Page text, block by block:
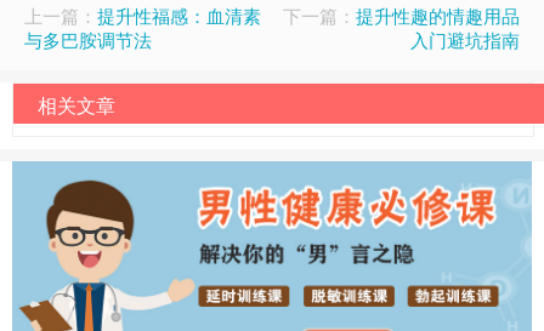
上一篇： 提升性福感：血清素
与多巴胺调节法
下一篇： 提升性趣的情趣用品
入门避坑指南
相关文章